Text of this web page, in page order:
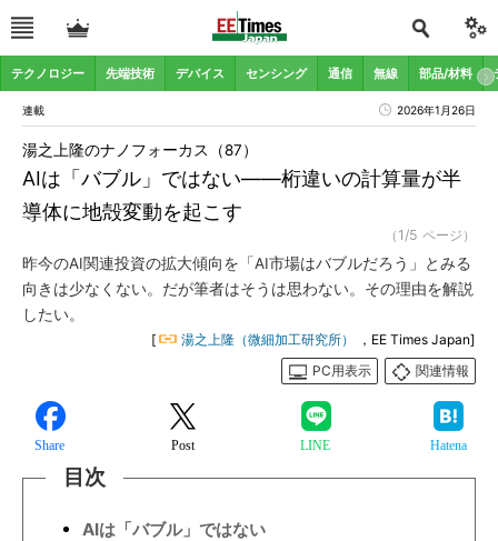
テクノロジー 先端技術 デバイス センシング 通信 無線 部品/材料
連載 2026年1月26日
AIは「バブル」ではない――桁違いの計算量が半
導体に地殻変動を起こす
湯之上隆のナノフォーカス（87）
（1/5 ページ）
昨今のAI関連投資の拡大傾向を「AI市場はバブルだろう」とみる
向きは少なくない。だが筆者はそうは思わない。その理由を解説
したい。
[ 湯之上隆（微細加工研究所）
，EE Times Japan]
PC用表示
関連情報
Share Post LINE Hatena
目次
AIは「バブル」ではない